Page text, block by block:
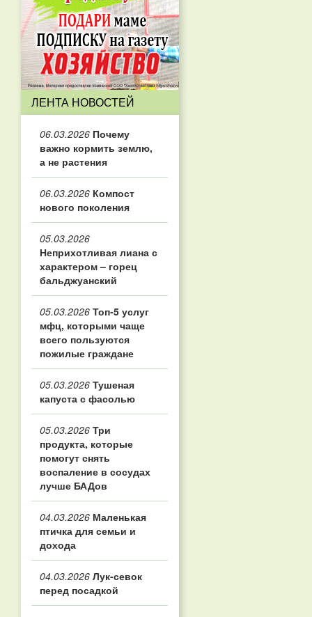
ЛЕНТА НОВОСТЕЙ
06.03.2026 Почему
важно кормить землю,
а не растения
06.03.2026 Компост
нового поколения
05.03.2026
Неприхотливая лиана с
характером – горец
бальджуанский
05.03.2026 Топ‑5 услуг
мфц, которыми чаще
всего пользуются
пожилые граждане
05.03.2026 Тушеная
капуста с фасолью
05.03.2026 Три
продукта, которые
помогут снять
воспаление в сосудах
лучше БАДов
04.03.2026 Маленькая
птичка для семьи и
дохода
04.03.2026 Лук-севок
перед посадкой